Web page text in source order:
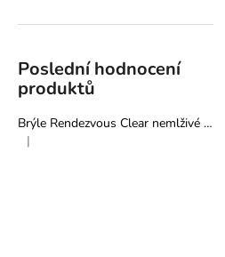
Poslední hodnocení
produktů
Brýle Rendezvous Clear nemlživé - Pyramex
Hodnocení produktu je 5 z 5 hvězdiček.
|